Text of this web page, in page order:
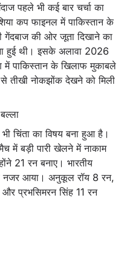
पहले भी कई बार चर्चा का
कप फाइनल में पाकिस्तान के
गेंदबाज की ओर जूता दिखाने का
हुई थी। इसके अलावा 2026
पाकिस्तान के खिलाफ मुकाबले
से तीखी नोकझोंक देखने को मिली
भी चिंता का विषय बना हुआ है।
में बड़ी पारी खेलने में नाकाम
21 रन बनाए। भारतीय
नजर आया। अनुकूल रॉय 8 रन,
प्रभसिमरन सिंह 11 रन